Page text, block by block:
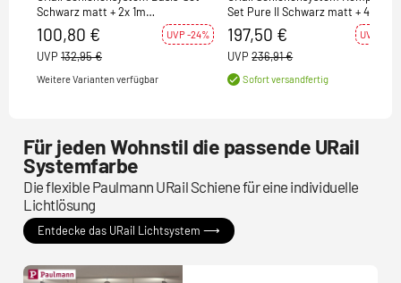
Schwarz matt + 2x 1m
Stromschiene
100,80 € UVP -24%
UVP 132,95 €
Weitere Varianten verfügbar
Set Pure II Schwarz matt + 4 Spots
197,50 € UVP -17%
UVP 236,91 €
Sofort versandfertig
Für jeden Wohnstil die passende URail
Systemfarbe
Die flexible Paulmann URail Schiene für eine individuelle
Lichtlösung
Entdecke das URail Lichtsystem ⟶